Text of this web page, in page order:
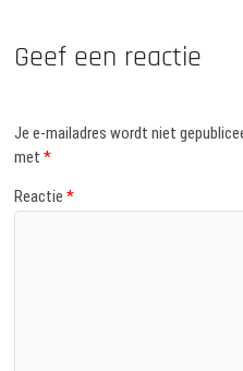
Geef een reactie
Je e-mailadres wordt niet
met*
Reactie*